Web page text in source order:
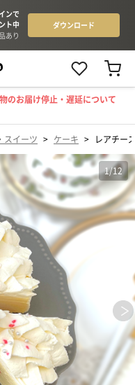
のお届け停止・遅延について
スイーツ > ケーキ > レアチー
1/12